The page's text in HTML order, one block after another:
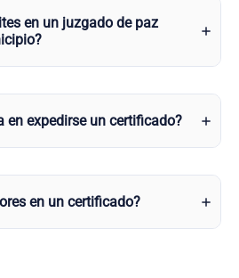
en un juzgado de paz
en expedirse un certificado?
en un certificado?